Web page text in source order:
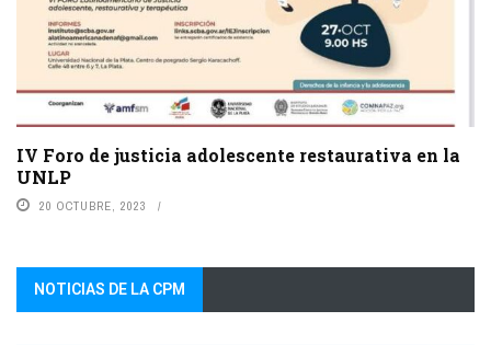
IV Foro de justicia adolescente restaurativa en la
UNLP
20 OCTUBRE, 2023
NOTICIAS DE LA CPM